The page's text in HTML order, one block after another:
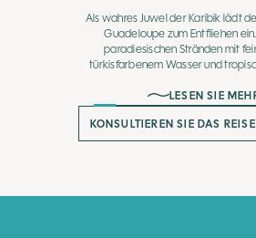
Als wahres Juwel der Karibik lädt
Guadeloupe zum Entfliehen
paradiesischen Stränden mit
türkisfarbenem Wasser und
Erlebnis, das unberührte Natur,
eine köstliche Gastronomie
LESEN SIE
KONSULTIEREN SIE DAS